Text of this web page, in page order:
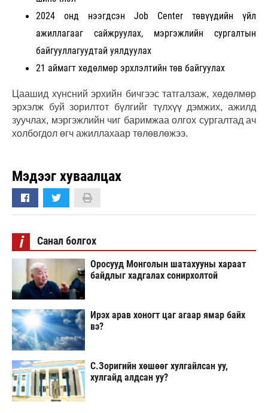
2024 онд нээгдсэн Job Center төвүүдийн үйл
ажиллагааг сайжруулах, мэргэжлийн сургалтын
байгууллагуудтай уялдуулах
21 аймагт хөдөлмөр эрхлэлтийн төв байгуулах
Цаашид хүнсний эрхийн бичгээс татгалзаж, хөдөлмөр
эрхэлж буй зорилтот бүлгийг түлхүү дэмжих, ажилд
зуучлах, мэргэжлийн чиг баримжаа олгох сургалтад ач
холбогдол өгч ажиллахаар төлөвлөжээ.
Мэдээг хуваалцах
i Санал болгох
Оросууд Монголын шатахууны хараат
байдлыг хадгалах сонирхолтой
Ирэх арав хоногт цаг агаар ямар байх
вэ?
С.Зоригийн хөшөөг хулгайлсан уу,
хулгайд алдсан уу?